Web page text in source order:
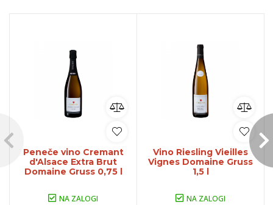
Peneče vino Cremant
d'Alsace Extra Brut
Domaine Gruss 0,75 l
NA ZALOGI
Vino Riesling Vieilles
Vignes Domaine Gruss
1,5 l
NA ZALOGI